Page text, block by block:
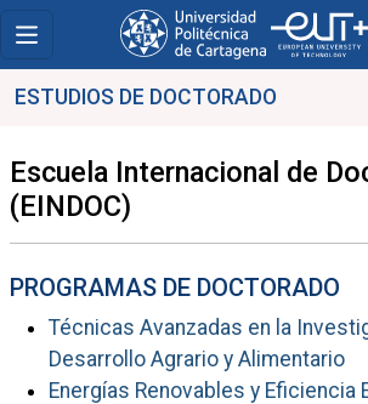
ESTUDIOS DE DOCTORADO
Escuela Internacional de
(EINDOC)
PROGRAMAS DE DOCTORADO
Técnicas Avanzadas en la
Desarrollo Agrario y Alimentario
Energías Renovables y Eficiencia